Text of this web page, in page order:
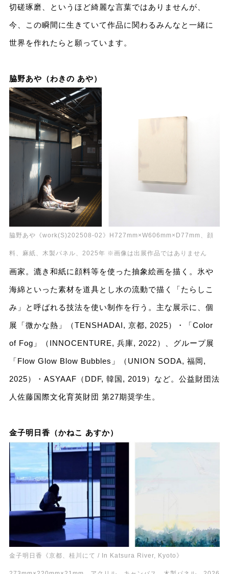
切磋琢磨、というほど綺麗な言葉ではありませんが、
今、この瞬間に生きていて作品に関わるみんなと一緒に
世界を作れたらと願っています。
脇野あや（わきの あや）
脇野あや《work(S)202508-02》H727mm×W606mm×D77mm、顔
料、麻紙、木製パネル、2025年 ※画像は出展作品ではありません
画家。漉き和紙に顔料等を使った抽象絵画を描く。氷や
海綿といった素材を道具とし水の流動で描く「たらしこ
み」と呼ばれる技法を使い制作を行う。主な展示に、個
展「微かな熱」（TENSHADAI, 京都, 2025）・「Color
of Fog」（INNOCENTURE, 兵庫, 2022）、グループ展
「Flow Glow Blow Bubbles」（UNION SODA, 福岡,
2025）・ASYAAF（DDF, 韓国, 2019）など。公益財団法
人佐藤国際文化育英財団 第27期奨学生。
金子明日香（かねこ あすか）
金子明日香《京都、桂川にて / In Katsura River, Kyoto》